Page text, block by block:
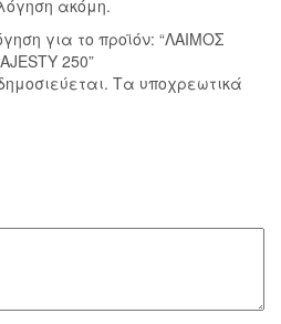
ακόμη.
για το προϊόν: “ΛΑΙΜΟΣ
250”
Τα υποχρεωτικά